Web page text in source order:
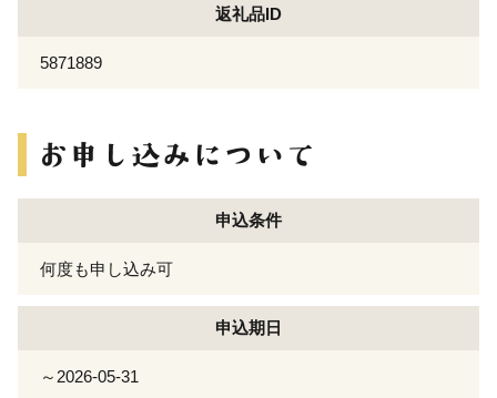
返礼品ID
5871889
申込条件
何度も申し込み可
申込期日
～2026-05-31